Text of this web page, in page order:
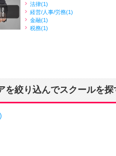
法律(1)
経営/人事/労務(1)
金融(1)
税務(1)
を絞り込んでスクールを探